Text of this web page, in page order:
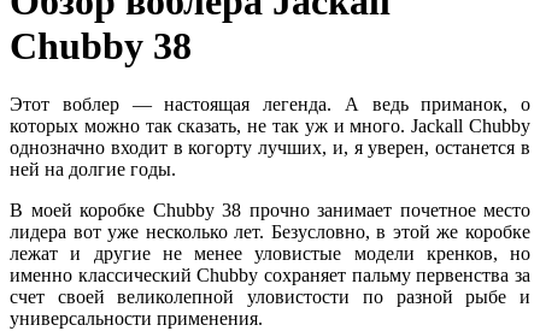
Chubby 38
Этот воблер — настоящая легенда. А ведь приманок, о
которых можно так сказать, не так уж и много. Jackall Chubby
однозначно входит в когорту лучших, и, я уверен, останется в
ней на долгие годы.
В моей коробке Chubby 38 прочно занимает почетное место
лидера вот уже несколько лет. Безусловно, в этой же коробке
лежат и другие не менее уловистые модели кренков, но
именно классический Chubby сохраняет пальму первенства за
счет своей великолепной уловистости по разной рыбе и
универсальности применения.